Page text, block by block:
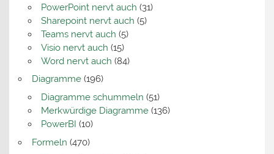
PowerPoint nervt auch (31)
Sharepoint nervt auch (5)
Teams nervt auch (5)
Visio nervt auch (15)
Word nervt auch (84)
Diagramme(196)
Diagramme schummeln (51)
Merkwürdige Diagramme(136)
PowerBI (10)
Formeln (470)